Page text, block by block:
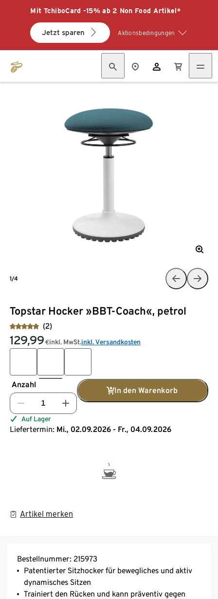
Mit TchiboCard -15% ab 2 Non Food Artikel*
Jetzt sparen Aktionsbedingungen
Topstar Hocker »BBT-Coach«, petrol
(2)
129,99 €inkl. MwSt.inkl. Versandkosten
Anzahl
In den Warenkorb
Auf Lager
Liefertermin: Mi., 02.09.2026 - Fr., 04.09.2026
Artikel merken
1/4
Bestellnummer: 215973
Patentierter Sitzhocker für bewegliches und aktiv
dynamisches Sitzen
Trainiert den Rücken und kann präventiv gegen